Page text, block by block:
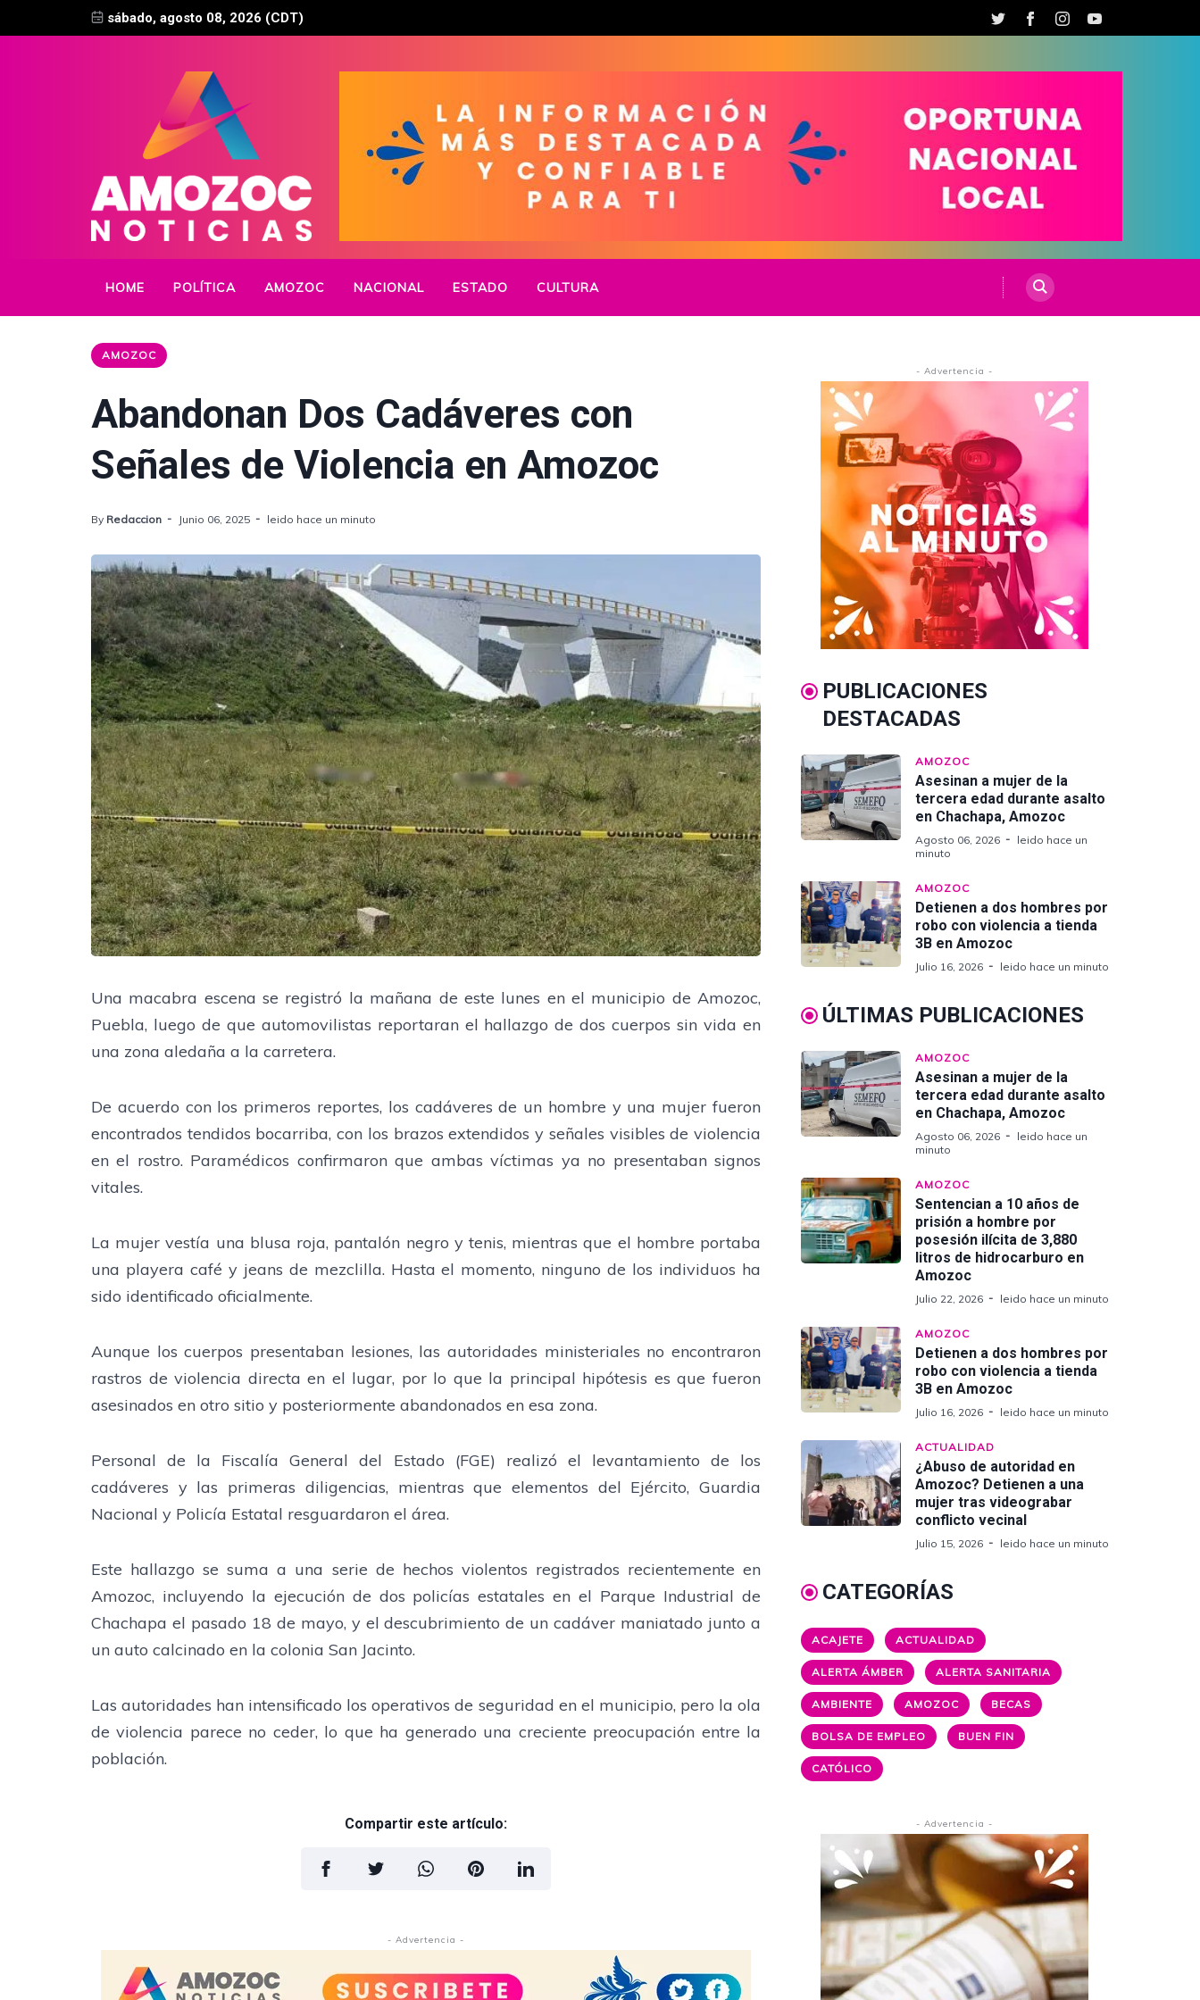
sábado, agosto 08, 2026 (CDT)
HOME POLÍTICA AMOZOC NACIONAL ESTADO CULTURA
AMOZOC
Abandonan Dos Cadáveres con
Señales de Violencia en Amozoc
By Redaccion Junio 06, 2025 leido hace un minuto
Una macabra escena se registró la mañana de este lunes en el municipio de Amozoc,
Puebla, luego de que automovilistas reportaran el hallazgo de dos cuerpos sin vida en
una zona aledaña a la carretera.
De acuerdo con los primeros reportes, los cadáveres de un hombre y una mujer fueron
encontrados tendidos bocarriba, con los brazos extendidos y señales visibles de violencia
en el rostro. Paramédicos confirmaron que ambas víctimas ya no presentaban signos
vitales.
La mujer vestía una blusa roja, pantalón negro y tenis, mientras que el hombre portaba
una playera café y jeans de mezclilla. Hasta el momento, ninguno de los individuos ha
sido identificado oficialmente.
Aunque los cuerpos presentaban lesiones, las autoridades ministeriales no encontraron
rastros de violencia directa en el lugar, por lo que la principal hipótesis es que fueron
asesinados en otro sitio y posteriormente abandonados en esa zona.
Personal de la Fiscalía General del Estado (FGE) realizó el levantamiento de los
cadáveres y las primeras diligencias, mientras que elementos del Ejército, Guardia
Nacional y Policía Estatal resguardaron el área.
Este hallazgo se suma a una serie de hechos violentos registrados recientemente en
Amozoc, incluyendo la ejecución de dos policías estatales en el Parque Industrial de
Chachapa el pasado 18 de mayo, y el descubrimiento de un cadáver maniatado junto a
un auto calcinado en la colonia San Jacinto.
Las autoridades han intensificado los operativos de seguridad en el municipio, pero la ola
de violencia parece no ceder, lo que ha generado una creciente preocupación entre la
población.
Compartir este artículo:
- Advertencia -
- Advertencia -
PUBLICACIONES
DESTACADAS
AMOZOC
Asesinan a mujer de la
tercera edad durante asalto
en Chachapa, Amozoc
Agosto 06, 2026
leido hace un
minuto
AMOZOC
Detienen a dos hombres por
robo con violencia a tienda
3B en Amozoc
Julio 16, 2026 leido hace un minuto
ÚLTIMAS PUBLICACIONES
AMOZOC
Asesinan a mujer de la
tercera edad durante asalto
en Chachapa, Amozoc
Agosto 06, 2026
leido hace un
minuto
AMOZOC
Sentencian a 10 años de
prisión a hombre por
posesión ilícita de 3,880
litros de hidrocarburo en
Amozoc
Julio 22, 2026 leido hace un minuto
AMOZOC
Detienen a dos hombres por
robo con violencia a tienda
3B en Amozoc
Julio 16, 2026 leido hace un minuto
ACTUALIDAD
¿Abuso de autoridad en
Amozoc? Detienen a una
mujer tras videograbar
conflicto vecinal
Julio 15, 2026 leido hace un minuto
CATEGORÍAS
ACAJETE ACTUALIDAD
ALERTA ÁMBER ALERTA SANITARIA
AMBIENTE AMOZOC BECAS
BOLSA DE EMPLEO BUEN FIN
CATÓLICO
- Advertencia -